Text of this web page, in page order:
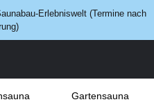
Erlebniswelt (Termine nach
Gartensauna